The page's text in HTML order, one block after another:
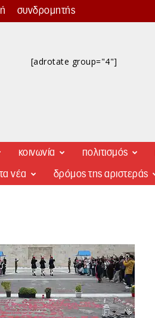
συνδρομητής
[adrotate group="4"]
κοινωνία πολιτισμός
νέα δρόμος της αριστεράς